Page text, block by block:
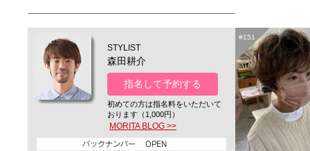
STYLIST
森田耕介
指名して予約する
初めての方は指名料をいただいて
おります（1,000円）
MORITA BLOG >>
#151